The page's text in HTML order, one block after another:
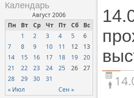
Календарь
Август 2006
Пн
Вт Ср Чт Пт Сб Вс
« Июл Сен »
1 2 3 4 5
6
7
8 9 10 11 12
13
14
15 16 17 18 19
20
21
22 23 24 25 26
27
28
29 30 31